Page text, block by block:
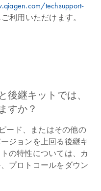
techsupport-
利用いただけます。
後継キットでは、
すか？
ード、またはその他の
ジョンを上回る後継キ
の特性については、カ
プロトコールをダウン